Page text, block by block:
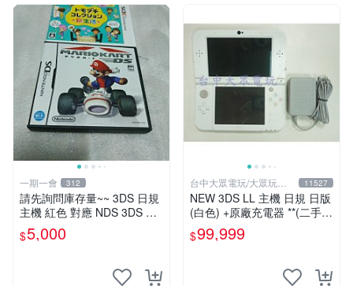
一期一會 312
請先詢問庫存量~~ 3DS 日規
主機 紅色 對應 NDS 3DS 日
規遊戲
$5,000
台中大眾電玩/大眾玩具
店
11527
NEW 3DS LL 主機 日規 日版
(白色) +原廠充電器 **(二手主
機-約8~9成新)【台中大眾電
玩】
$99,999